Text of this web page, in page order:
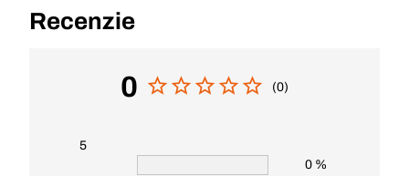
Recenzie
0 (0)
5
0 %